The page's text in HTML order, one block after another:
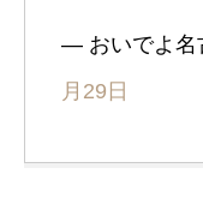
— おいでよ名
月29日